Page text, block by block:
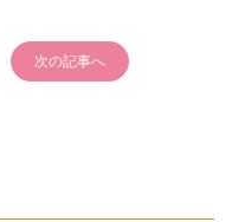
次の記事へ